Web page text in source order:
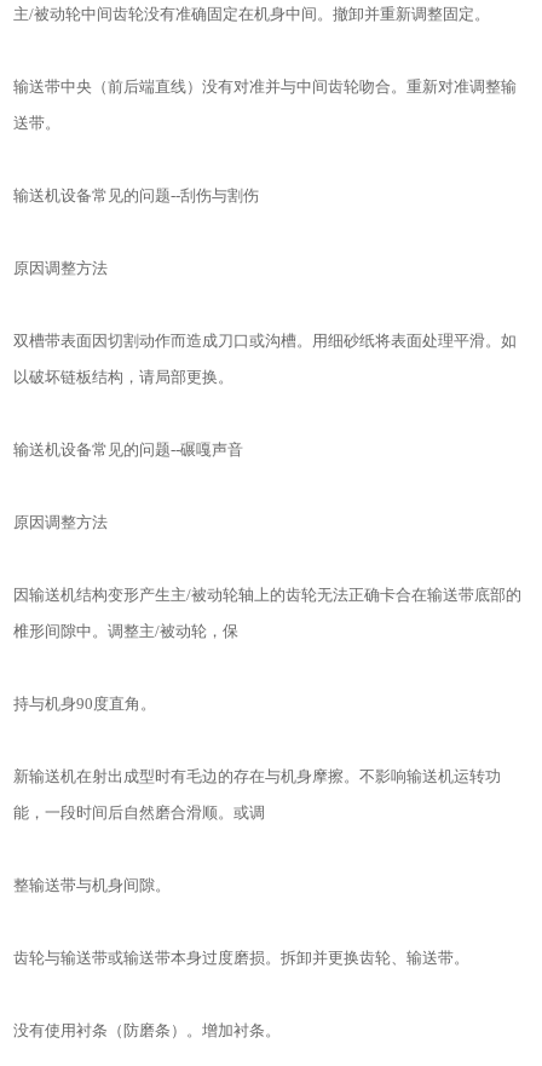
主/被动轮中间齿轮没有准确固定在机身中间。撤卸并重新调整固定。
输送带中央（前后端直线）没有对准并与中间齿轮吻合。重新对准调整输
送带。
输送机设备常见的问题--刮伤与割伤
原因调整方法
双槽带表面因切割动作而造成刀口或沟槽。用细砂纸将表面处理平滑。如
以破坏链板结构，请局部更换。
输送机设备常见的问题--碾嘎声音
原因调整方法
因输送机结构变形产生主/被动轮轴上的齿轮无法正确卡合在输送带底部的
椎形间隙中。调整主/被动轮，保
持与机身90度直角。
新输送机在射出成型时有毛边的存在与机身摩擦。不影响输送机运转功
能，一段时间后自然磨合滑顺。或调
整输送带与机身间隙。
齿轮与输送带或输送带本身过度磨损。拆卸并更换齿轮、输送带。
没有使用衬条（防磨条）。增加衬条。